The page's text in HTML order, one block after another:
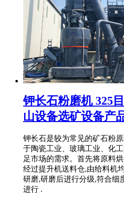
钾长石粉磨机 325
山设备选矿设备产
钾长石是较为常见的矿石粉
于陶瓷工业、玻璃工业、化
足市场的需求。首先将原料
经过提升机送料仓,由给料机
研磨,研磨后进行分级,符合细
进行 .